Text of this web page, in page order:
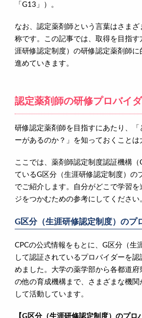
「G13」）。
なお、認定薬剤師という言葉はさま
称です。この記事では、取得を目指す
涯研修認定制度）の研修認定薬剤師に
進めていきます。
認定薬剤師の研修プロバイ
研修認定薬剤師を目指すにあたり、「
ーがあるのか？」を知っておくことは
ここでは、薬剤師認定制度認証機構（
ているG区分（生涯研修認定制度）の
でご紹介します。自分がどこで学習を
ジをつかむための参考にしてください
G区分（生涯研修認定制度）のプ
CPCの公式情報をもとに、G区分（生
して認証されているプロバイダーを認
めました。大学の薬学部から各都道府
の他の育成機構まで、さまざまな機関
して活動しています。
【G区分（生涯研修認定制度）のプロ